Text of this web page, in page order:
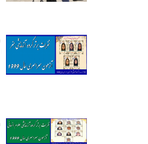
30 Shahrivar 1399 -
30 Shahrivar 1399 -